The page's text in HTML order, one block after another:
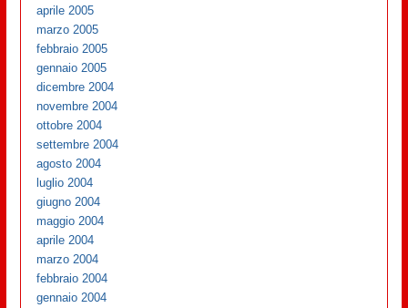
aprile 2005
marzo 2005
febbraio 2005
gennaio 2005
dicembre 2004
novembre 2004
ottobre 2004
settembre 2004
agosto 2004
luglio 2004
giugno 2004
maggio 2004
aprile 2004
marzo 2004
febbraio 2004
gennaio 2004